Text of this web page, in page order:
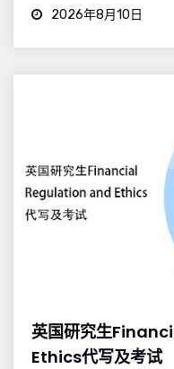
2026年8月10日
英国研究生
Ethics代写及考试